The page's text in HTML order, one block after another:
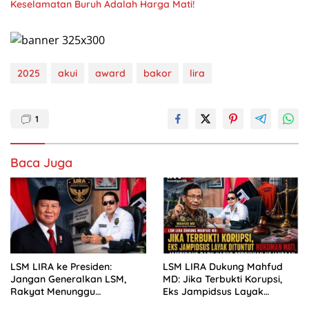
2025 akui award bakor lira
1
Baca Juga
LSM LIRA ke Presiden:
Jangan Generalkan LSM,
Rakyat Menunggu
LSM LIRA Dukung Mahfud
MD: Jika Terbukti Korupsi,
Eks Jampidsus Layak